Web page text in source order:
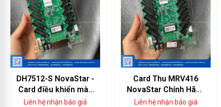
DH7512-S NovaStar -
Card điều khiển màn
hình LED 12 cổng
Liên hệ nhận báo giá
Card Thu MRV416
NovaStar Chính Hãng
— 16 Cổng HUB75E,
Liên hệ nhận báo giá